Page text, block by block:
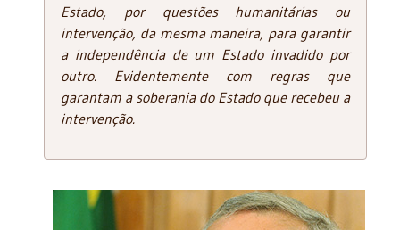
Estado, por questões humanitárias ou
intervenção, da mesma maneira, para garantir
a independência de um Estado invadido por
outro. Evidentemente com regras que
garantam a soberania do Estado que recebeu a
intervenção.